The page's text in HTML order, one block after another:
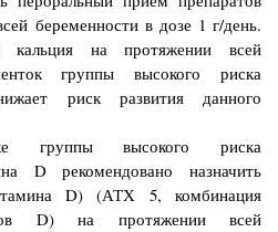
беременности в дозе 1 г/день.
кальция на протяжении всей
группы высокого риска
риск развития данного
группы высокого риска
D рекомендовано назначить
D) (АТХ 5, комбинация
D) на протяжении всей